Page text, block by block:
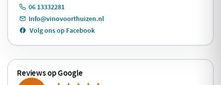
06 13332281
Info@vinovoorthuizen.nl
Volg ons op Facebook
Reviews op Google